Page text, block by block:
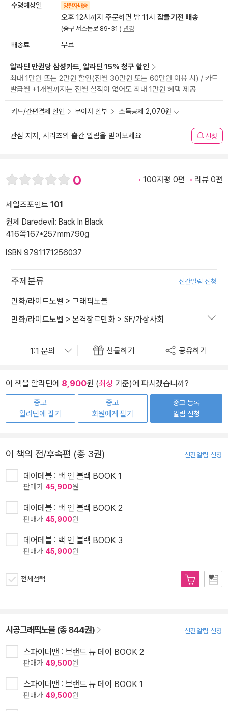
수령예상일 양탄자배송
오후 12시까지 주문하면 밤 11시 잠들기전 배송
(중구 서소문로 89-31 ) 변경
배송료 무료
알라딘 만권당 삼성카드, 알라딘 15% 청구 할인
최대 1만원 또는 2만원 할인(전월 30만원 또는 60만원 이용 시) / 카드
발급월 +1개월까지는 전월 실적이 없어도 최대 1만원 혜택 제공
카드/간편결제 할인 무이자 할부 소득공제 2,070원
관심 저자, 시리즈의 출간 알림을 받아보세요 신청
0 100자평 0편 리뷰 0편
세일즈포인트 101
원제 Daredevil: Back In Black
416쪽167*257mm790g
ISBN 9791171256037
주제분류 신간알림 신청
만화/라이트노벨 > 그래픽노블
만화/라이트노벨 > 본격장르만화 > SF/가상사회
선물하기 공유하기
이 책을 알라딘에 8,900원 (최상기준)에 파시겠습니까?
중고
알라딘에 팔기
중고
회원에게 팔기
중고 등록
알림 신청
이 책의 전/후속편 (총 3권) 신간알림 신청
데어데블 : 백 인 블랙 BOOK 1
판매가 45,900원
데어데블 : 백 인 블랙 BOOK 2
판매가 45,900원
데어데블 : 백 인 블랙 BOOK 3
판매가 45,900원
전체선택
시공그래픽노블 (총 844권) 신간알림 신청
스파이더맨 : 브랜드 뉴 데이 BOOK 2
판매가 49,500원
스파이더맨 : 브랜드 뉴 데이 BOOK 1
판매가 49,500원